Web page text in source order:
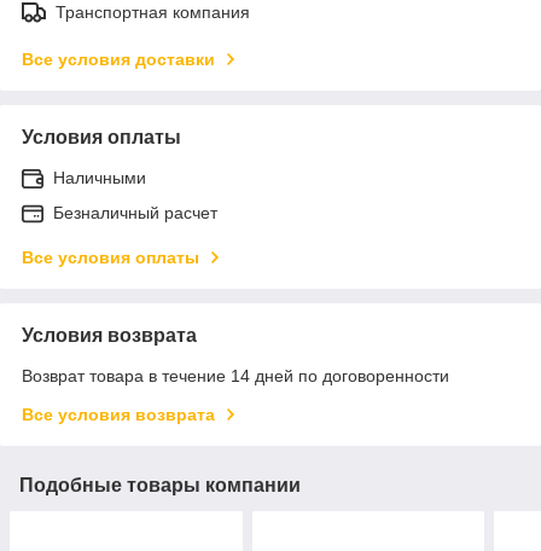
Транспортная компания
Все условия доставки
Условия оплаты
Наличными
Безналичный расчет
Все условия оплаты
Условия возврата
Возврат товара в течение 14 дней по договоренности
Все условия возврата
Подобные товары компании